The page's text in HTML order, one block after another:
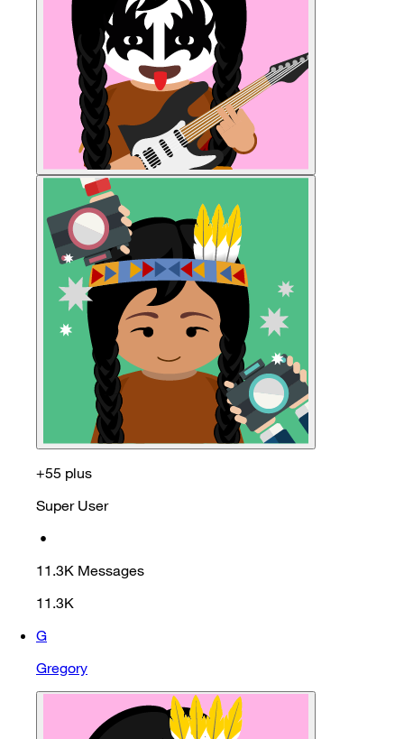
+55 plus
Super User
•
11.3K Messages
11.3K
G
Gregory